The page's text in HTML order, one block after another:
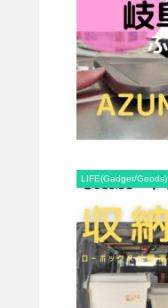
LIFE(Gadget/Goods)